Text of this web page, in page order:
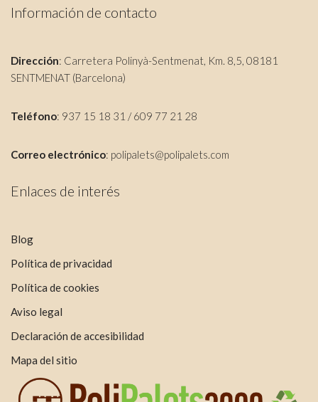
Información de contacto
Dirección: Carretera Polinyà-Sentmenat, Km. 8,5, 08181
SENTMENAT (Barcelona)
Teléfono: 937 15 18 31 / 609 77 21 28
Correo electrónico: polipalets@polipalets.com
Enlaces de interés
Blog
Política de privacidad
Política de cookies
Aviso legal
Declaración de accesibilidad
Mapa del sitio